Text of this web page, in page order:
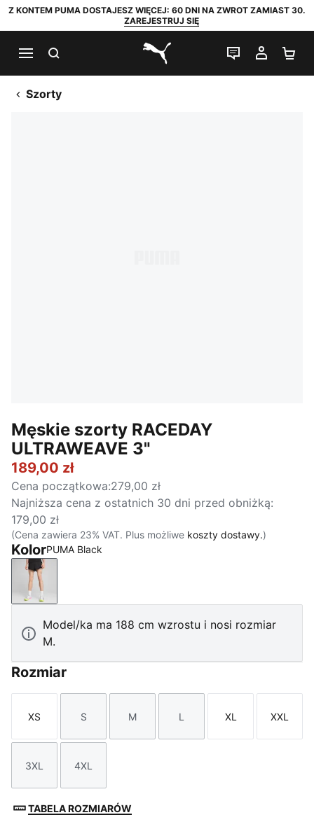
Z KONTEM PUMA DOSTAJESZ WIĘCEJ: 60 DNI NA ZWROT ZAMIAST 30.
ZAREJESTRUJ SIĘ
PUMA.com
CZAT NA
MOJE
Szorty
Męskie szorty RACEDAY
ULTRAWEAVE 3"
189,00 zł
Cena początkowa:279,00 zł
Najniższa cena z ostatnich 30 dni przed obniżką:
179,00 zł
(Cena zawiera 23% VAT. Plus możliwe koszty dostawy.)
KolorPUMA Black
PUMA Black
Model/ka ma 188 cm wzrostu i nosi rozmiar
M.
Rozmiar
Rozmiar
XS
Rozmiar
S
Rozmiar
M
Rozmiar
L
Rozmiar
XL XXL
Rozmiar
3XL
Rozmiar
4XL
TABELA ROZMIARÓW